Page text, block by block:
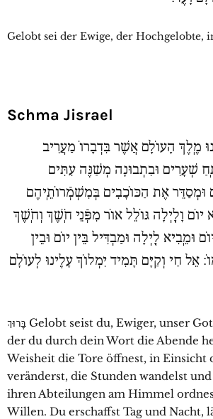
Gelobt sei der Ewige, der Hochgelobte,
Schma Jisrael
מֶֽלֶךְ הָעוֹלָם אֲשֶׁר בִּדְבָרוֹ מַעֲרִיב
שְׁעָרִים וּבִתְבוּנָה מְשַׁנֶּה עִתִּים
וּמְסַדֵּר אֶת הַכּוֹכָבִים בְּמִשְׁמְֿרוֹתֵֽיהֶם
יוֹם וָלָֽיְלָה גּוֹלֵל אוֹר מִפְּֿנֵי חֹֽשֶׁךְ וְחֹֽשֶׁךְ
וּמֵֽבִיא לָֽיְלָה וּמַבְדִּיל בֵּין יוֹם וּבֵין
אֵל חַי וְקַיָּם תָּמִיד יִמְלוֹךְ עָלֵֽינוּ לְעוֹלָם
בָּרוּךְ Gelobt seist du, Ewiger, unser Gott, König der Welt,
der du durch dein Wort die Abende
Weisheit die Tore öffnest, in Einsicht
veränderst, die Stunden wandelst
ihren Abteilungen am Himmel
Willen. Du erschaffst Tag und Nacht,